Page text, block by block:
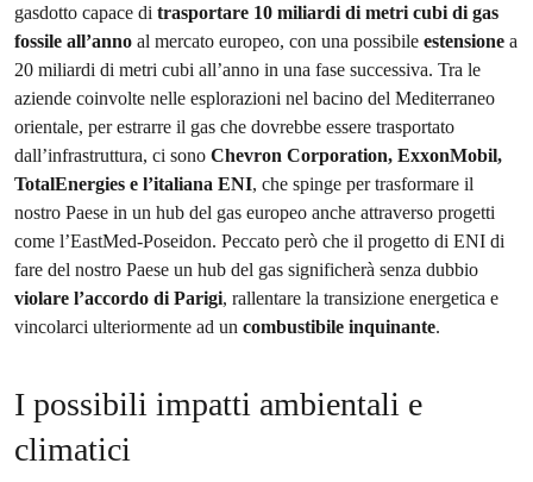
gasdotto capace di trasportare 10 miliardi di metri cubi di gas
fossile all’anno al mercato europeo, con una possibile estensione a
20 miliardi di metri cubi all’anno in una fase successiva. Tra le
aziende coinvolte nelle esplorazioni nel bacino del Mediterraneo
orientale, per estrarre il gas che dovrebbe essere trasportato
dall’infrastruttura, ci sono Chevron Corporation, ExxonMobil,
TotalEnergies e l’italiana ENI, che spinge per trasformare il
nostro Paese in un hub del gas europeo anche attraverso progetti
come l’EastMed-Poseidon. Peccato però che il progetto di ENI di
fare del nostro Paese un hub del gas significherà senza dubbio
violare l’accordo di Parigi, rallentare la transizione energetica e
vincolarci ulteriormente ad un combustibile inquinante.
I possibili impatti ambientali e
climatici